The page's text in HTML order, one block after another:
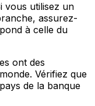
vous utilisez un
assurez-
à celle du
ont des
Vérifiez que
de la banque